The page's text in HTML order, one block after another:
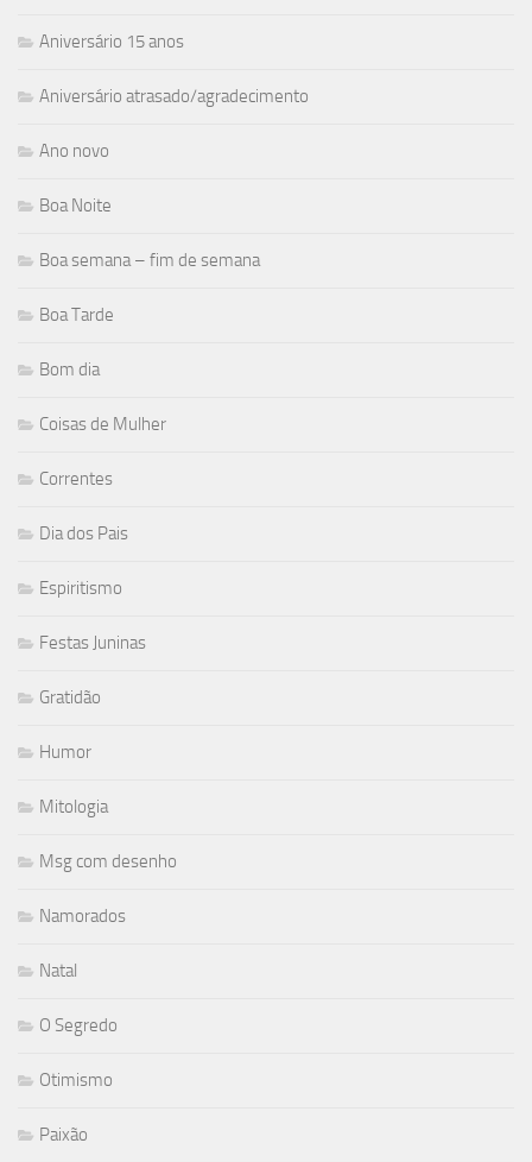
Aniversário 15 anos
Aniversário atrasado/agradecimento
Ano novo
Boa Noite
Boa semana – fim de semana
Boa Tarde
Bom dia
Coisas de Mulher
Correntes
Dia dos Pais
Espiritismo
Festas Juninas
Gratidão
Humor
Mitologia
Msg com desenho
Namorados
Natal
O Segredo
Otimismo
Paixão